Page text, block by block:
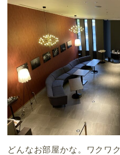
どんなお部屋かな。ワクワ